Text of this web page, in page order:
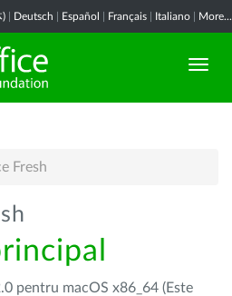
) Deutsch Español Français Italiano More...
Fresh
pentru macOS x86_64 (Este